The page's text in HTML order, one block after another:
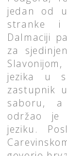
jedan od
stranke i
Dalmaciji
za
jezika u
zastupnik
saboru,
održao je
jeziku.